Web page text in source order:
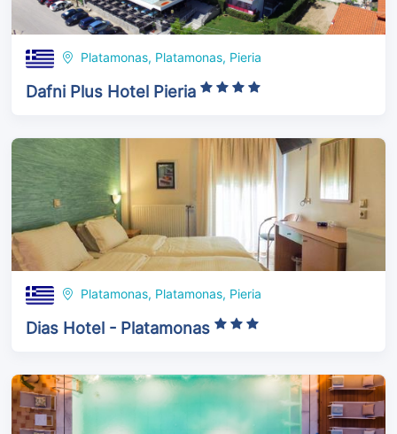
Platamonas, Platamonas, Pieria
Dafni Plus Hotel Pieria
Platamonas, Platamonas, Pieria
Dias Hotel - Platamonas